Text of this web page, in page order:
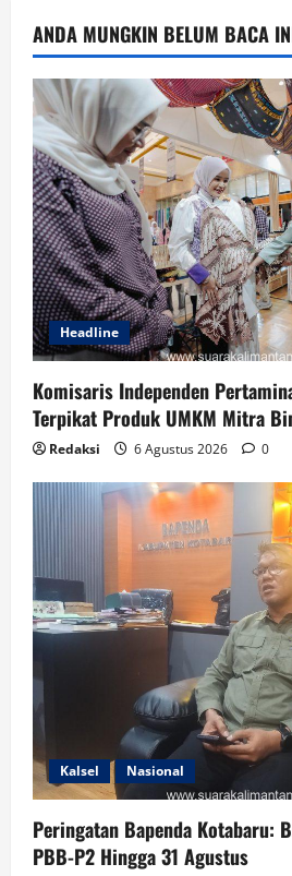
ANDA MUNGKIN BELUM BACA
Headline
Komisaris Independen
Terpikat Produk UMKM Mitra
Redaksi 6 Agustus 2026 0
Kalsel Nasional
Peringatan Bapenda Kotabaru:
PBB-P2 Hingga 31 Agustus